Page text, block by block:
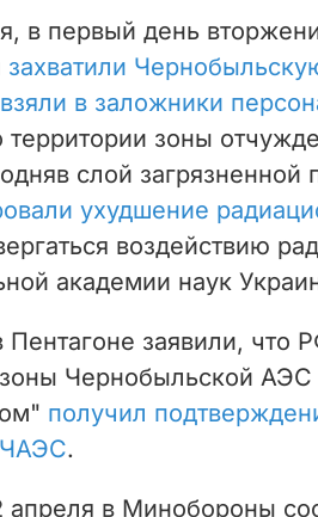
в первый день
захватили
взяли в заложники
зоны
слой
ухудшение
воздействию
академии наук
Пентагоне заявили, что
Чернобыльской АЭС
получил
.
апреля в Минобороны